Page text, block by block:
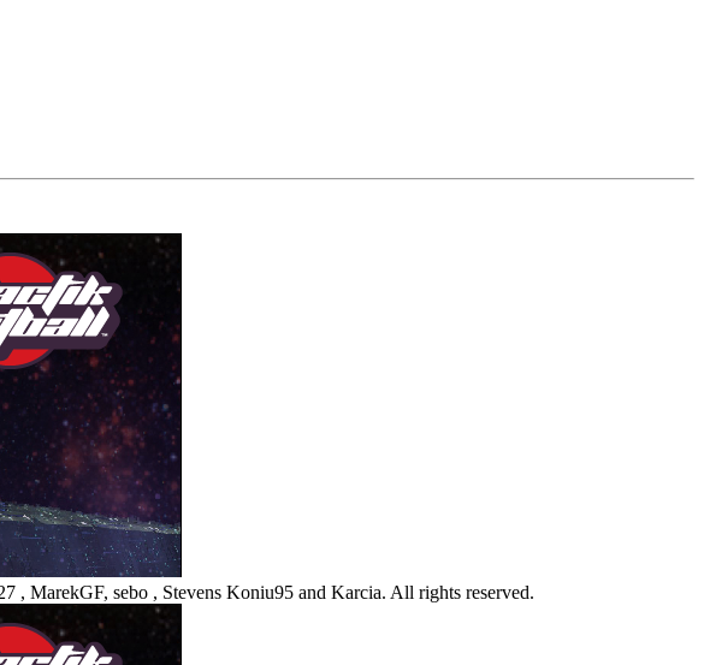
MarekGF, sebo , Stevens Koniu95 and Karcia. All rights reserved.